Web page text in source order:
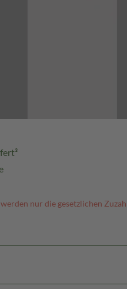
nur die gesetzlichen